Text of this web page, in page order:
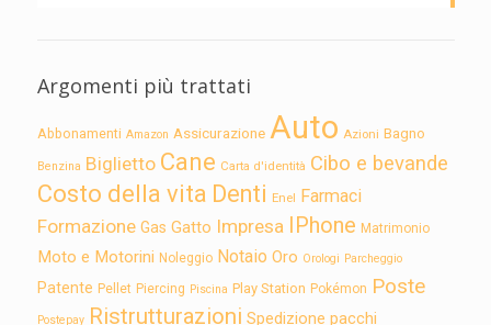
Argomenti più trattati
Abbonamenti Amazon Assicurazione Auto Azioni Bagno
Benzina Biglietto Cane Carta d'identità Cibo e bevande
Costo della vita Denti Enel Farmaci
Formazione Gas Gatto Impresa IPhone Matrimonio
Moto e Motorini Noleggio Notaio Oro Orologi Parcheggio
Patente Pellet Piercing Piscina Play Station Pokémon Poste
Postepay Ristrutturazioni Spedizione pacchi